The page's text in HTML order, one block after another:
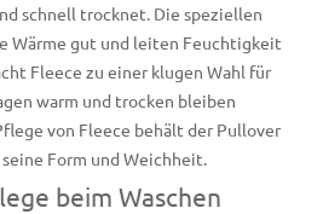
schnell trocknet. Die speziellen
Wärme gut und leiten Feuchtigkeit
Fleece zu einer klugen Wahl für
warm und trocken bleiben
von Fleece behält der Pullover
Form und Weichheit.
beim Waschen